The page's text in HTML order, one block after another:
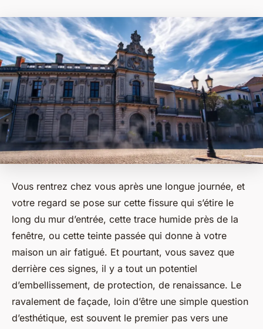
Vous rentrez chez vous après une longue journée, et
votre regard se pose sur cette fissure qui s’étire le
long du mur d’entrée, cette trace humide près de la
fenêtre, ou cette teinte passée qui donne à votre
maison un air fatigué. Et pourtant, vous savez que
derrière ces signes, il y a tout un potentiel
d’embellissement, de protection, de renaissance. Le
ravalement de façade, loin d’être une simple question
d’esthétique, est souvent le premier pas vers une